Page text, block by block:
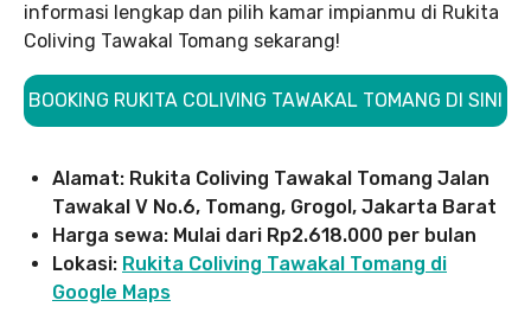
informasi lengkap dan pilih kamar impianmu di Rukita
Coliving Tawakal Tomang sekarang!
BOOKING RUKITA COLIVING TAWAKAL TOMANG DI SINI
Alamat: Rukita Coliving Tawakal Tomang Jalan
Tawakal V No.6, Tomang, Grogol, Jakarta Barat
Harga sewa: Mulai dari Rp2.618.000 per bulan
Lokasi: Rukita Coliving Tawakal Tomang di
Google Maps